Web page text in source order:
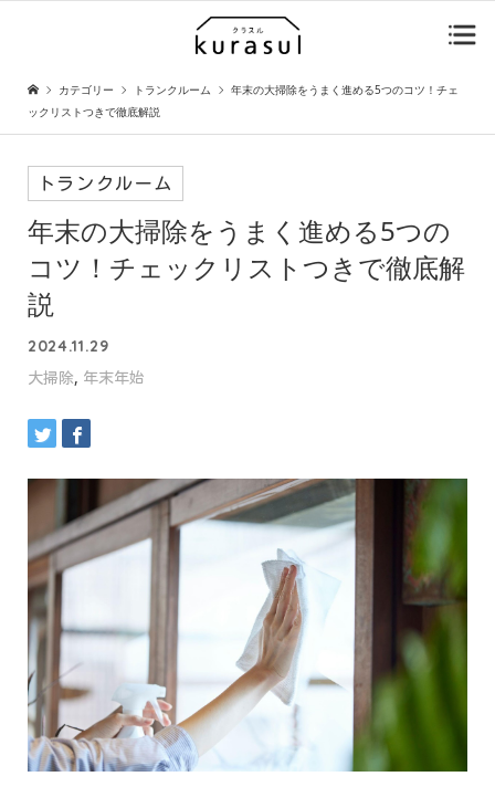
カテゴリー トランクルーム
年末の大掃除をうまく進める5つのコツ！チェ
ックリストつきで徹底解説
トランクルーム
年末の大掃除をうまく進める5つの
コツ！チェックリストつきで徹底解
説
2024.11.29
大掃除, 年末年始